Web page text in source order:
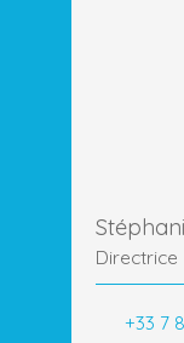
Directrice
+33 7